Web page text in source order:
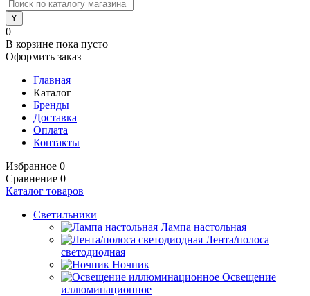
0
В корзине пока пусто
Оформить заказ
Главная
Каталог
Бренды
Доставка
Оплата
Контакты
Избранное 0
Сравнение 0
Каталог товаров
Светильники
Лампа настольная
Лента/полоса
светодиодная
Ночник
Освещение
иллюминационное